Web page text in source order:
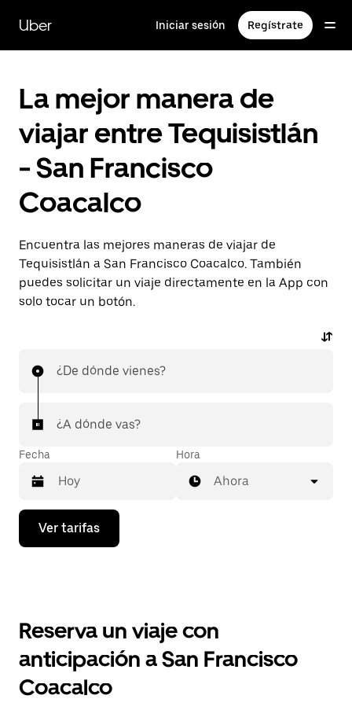
contenido
principal
Uber Iniciar sesión Regístrate
La mejor manera de
viajar entre Tequisistlán
- San Francisco
Coacalco
Encuentra las mejores maneras de viajar de
Tequisistlán a San Francisco Coacalco. También
puedes solicitar un viaje directamente en la App con
solo tocar un botón.
¿De dónde vienes?
¿A dónde vas?
Fecha
Presiona
flecha
el
y
selecciona
una
Hora
Ahora
Ver tarifas
Reserva un viaje con
anticipación a San Francisco
Coacalco